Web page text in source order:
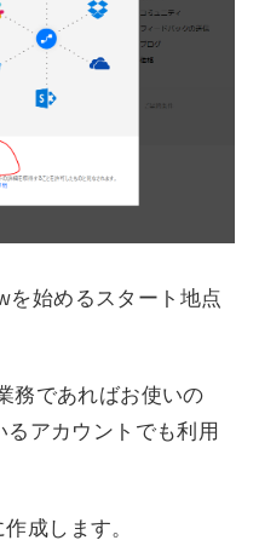
始めるスタート地点
務であればお使いの
アカウントでも利用
成します。